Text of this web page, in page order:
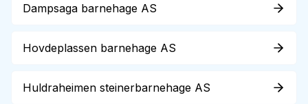
Dampsaga barnehage AS
Hovdeplassen barnehage AS
Huldraheimen steinerbarnehage AS